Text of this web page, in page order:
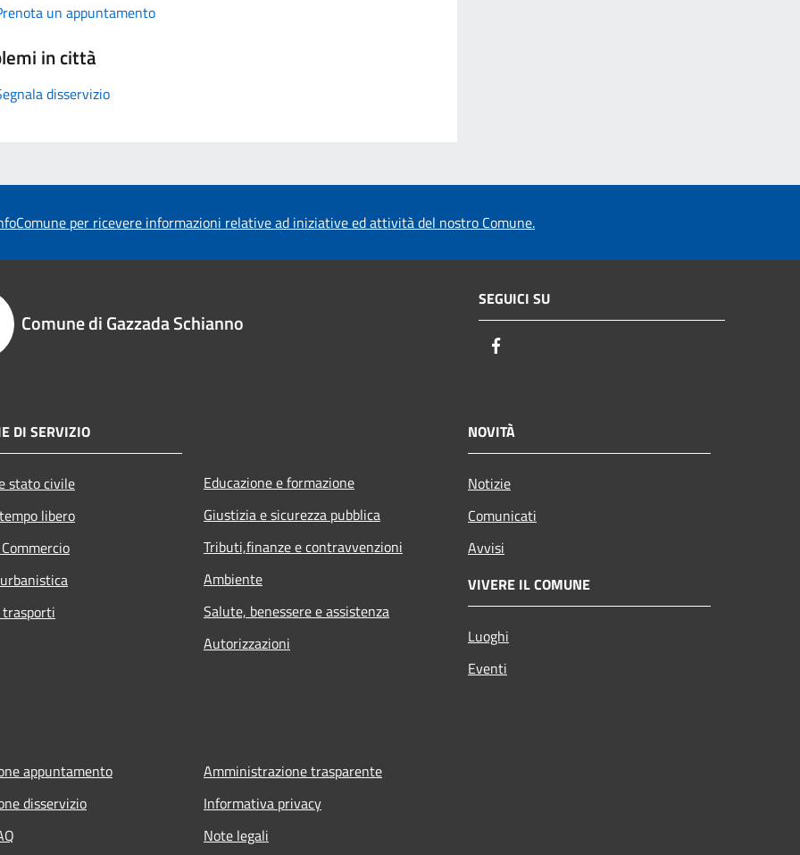
un appuntamento
in città
disservizio
per ricevere informazioni relative ad iniziative ed attività del nostro Comune.
Comune di Gazzada Schianno
SEGUICI SU
DI SERVIZIO
stato civile
libero
Educazione e formazione
Giustizia e sicurezza pubblica
Tributi,finanze e contravvenzioni
Ambiente
Salute, benessere e assistenza
Autorizzazioni
NOVITÀ
Notizie
Comunicati
Avvisi
VIVERE IL COMUNE
Luoghi
Eventi
appuntamento
disservizio
Amministrazione trasparente
Informativa privacy
Note legali